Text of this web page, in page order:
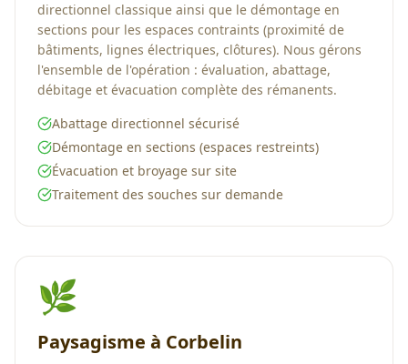
directionnel classique ainsi que le démontage en
sections pour les espaces contraints (proximité de
bâtiments, lignes électriques, clôtures). Nous gérons
l'ensemble de l'opération : évaluation, abattage,
débitage et évacuation complète des rémanents.
Abattage directionnel sécurisé
Démontage en sections (espaces restreints)
Évacuation et broyage sur site
Traitement des souches sur demande
🌿
Paysagisme à Corbelin